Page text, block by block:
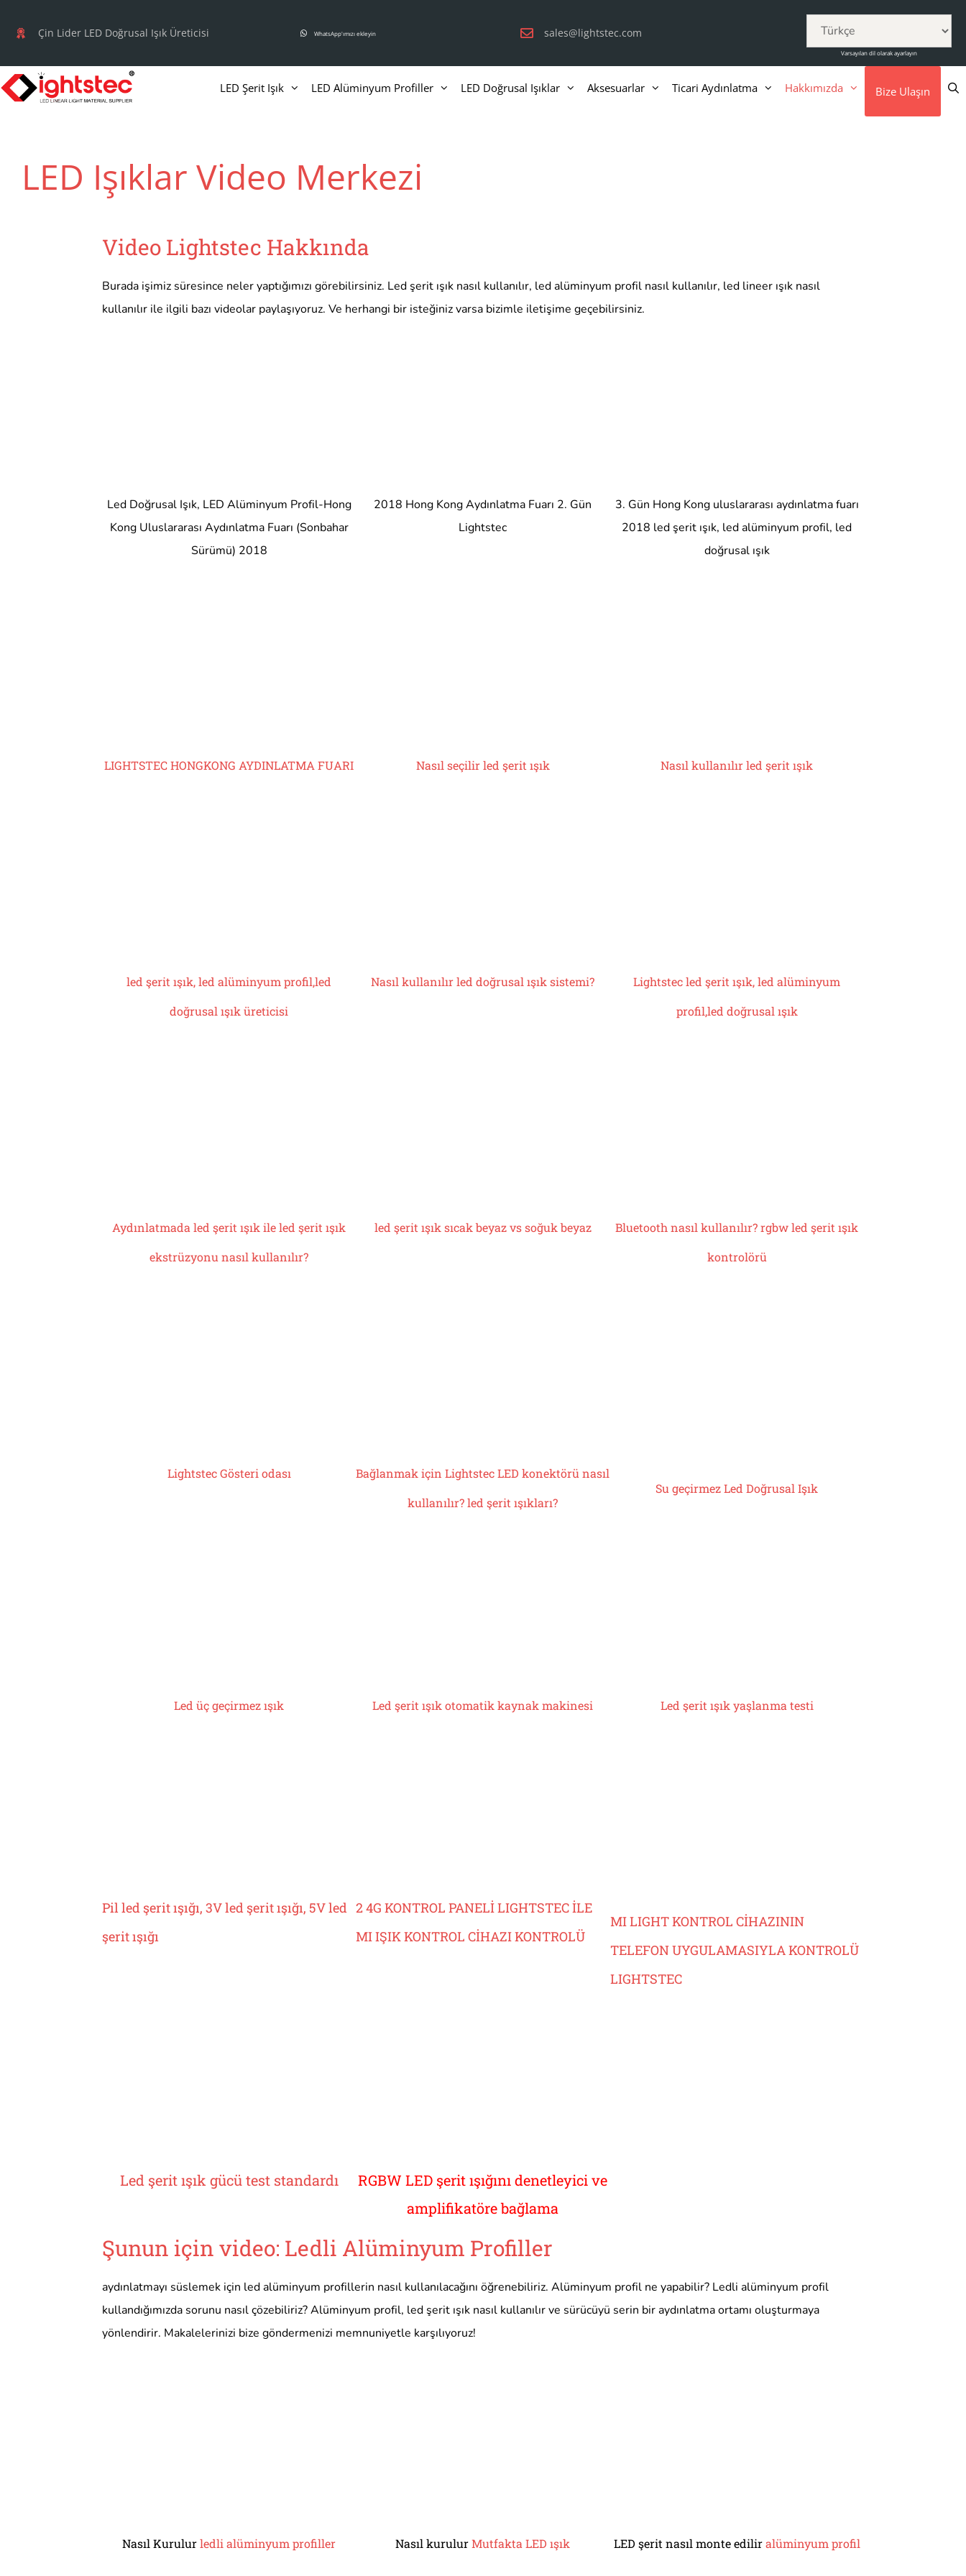
atla
Çin Lider LED Doğrusal Işık Üreticisi WhatsApp'ımızı ekleyin sales@lightstec.com
Varsayılan dil olarak ayarlayın
LED Şerit Işık LED Alüminyum Profiller LED Doğrusal Işıklar Aksesuarlar Ticari Aydınlatma Hakkımızda Bize Ulaşın
LED Işıklar Video Merkezi
Video Lightstec Hakkında
Burada işimiz süresince neler yaptığımızı görebilirsiniz. Led şerit ışık nasıl kullanılır, led alüminyum profil nasıl kullanılır, led lineer ışık nasıl
kullanılır ile ilgili bazı videolar paylaşıyoruz. Ve herhangi bir isteğiniz varsa bizimle iletişime geçebilirsiniz.
Led Doğrusal Işık, LED Alüminyum Profil-Hong
Kong Uluslararası Aydınlatma Fuarı (Sonbahar
Sürümü) 2018
2018 Hong Kong Aydınlatma Fuarı 2. Gün
Lightstec
3. Gün Hong Kong uluslararası aydınlatma fuarı
2018 led şerit ışık, led alüminyum profil, led
doğrusal ışık
LIGHTSTEC HONGKONG AYDINLATMA FUARI Nasıl seçilirled şerit ışık Nasıl kullanılırled şerit ışık
led şerit ışık, led alüminyum profil,led
doğrusal ışık üreticisi
Nasıl kullanılırled doğrusal ışık sistemi?
Lightstec led şerit ışık, led alüminyum
profil,led doğrusal ışık
Aydınlatmada led şerit ışık ile led şerit ışık
ekstrüzyonu nasıl kullanılır?
led şerit ışık sıcak beyaz vs soğuk beyaz Bluetooth nasıl kullanılır?rgbw led şerit ışık
kontrolörü
Lightstec Gösteri odası
Bağlanmak için Lightstec LED konektörü nasıl
kullanılır?led şerit ışıkları?
Su geçirmez Led Doğrusal Işık
Led üç geçirmez ışık Led şerit ışık otomatik kaynak makinesi Led şerit ışık yaşlanma testi
Pil led şerit ışığı, 3V led şerit ışığı, 5V led
şerit ışığı
2 4G KONTROL PANELİ LIGHTSTEC İLE
MI IŞIK KONTROL CİHAZI KONTROLÜ
MI LIGHT KONTROL CİHAZININ
TELEFON UYGULAMASIYLA KONTROLÜ
LIGHTSTEC
Led şerit ışık gücü test standardı
RGBW LED şerit ışığını denetleyici ve
amplifikatöre bağlama
Şunun için video: Ledli Alüminyum Profiller
aydınlatmayı süslemek için led alüminyum profillerin nasıl kullanılacağını öğrenebiliriz. Alüminyum profil ne yapabilir? Ledli alüminyum profil
kullandığımızda sorunu nasıl çözebiliriz? Alüminyum profil, led şerit ışık nasıl kullanılır ve sürücüyü serin bir aydınlatma ortamı oluşturmaya
yönlendirir. Makalelerinizi bize göndermenizi memnuniyetle karşılıyoruz!
Nasıl Kurulurledli alüminyum profiller Nasıl kurulurMutfakta LED ışık LED şerit nasıl monte ediliralüminyum profil